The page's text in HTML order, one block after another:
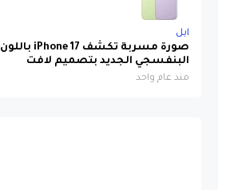
ابل
صورة مسربة تكشف iPhone 17 باللون
البنفسجي الجديد بتصميم لافت
منذ عام واحد